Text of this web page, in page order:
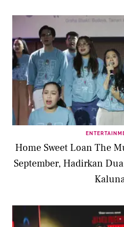
Home Sweet Loan The
September, Hadirkan